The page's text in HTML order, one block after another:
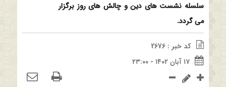
سلسله نشست های دین و چالش های روز برگزار
می گردد.
کد خبر : 2676
۱۷ آبان ۱۴۰۲ - ۲۳:۰۰